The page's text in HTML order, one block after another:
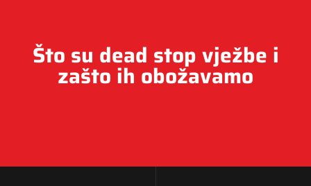
Što su dead stop vježbe i
zašto ih obožavamo